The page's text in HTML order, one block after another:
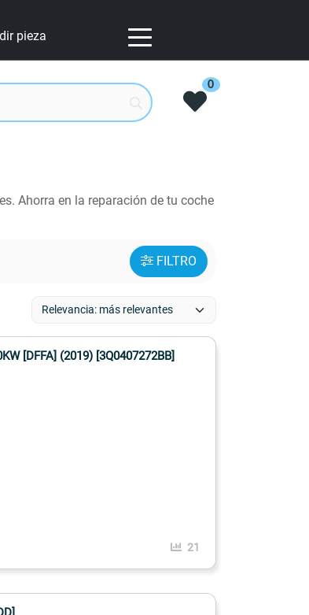
pieza
0
Ahorra en la reparación de tu coche
FILTRO
[DFFA] (2019) [3Q0407272BB]
21